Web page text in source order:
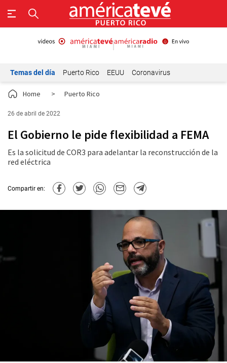
Temas del día Puerto Rico EEUU Coronavirus
Home > Puerto Rico
26 de abril de 2022
El Gobierno le pide flexibilidad a FEMA
Es la solicitud de COR3 para adelantar la reconstrucción de la
red eléctrica
Compartir en: